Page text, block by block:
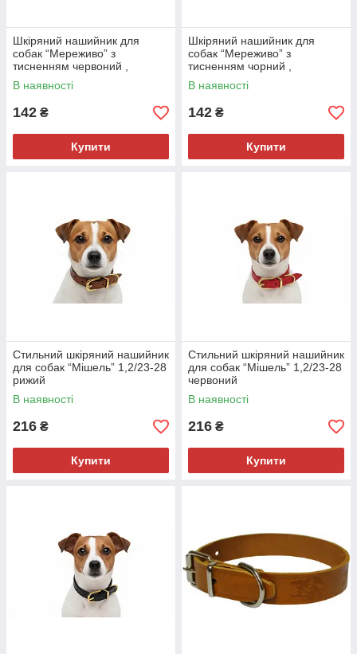
Шкіряний нашийник для
собак “Мереживо” з
тисненням червоний ,
натуральна шкіра
В наявності
142 ₴
Купити
Шкіряний нашийник для
собак “Мереживо” з
тисненням чорний ,
натуральна шкіра
В наявності
142 ₴
Купити
Стильний шкіряний нашийник
для собак “Мішель” 1,2/23-28
рижий
В наявності
216 ₴
Купити
Стильний шкіряний нашийник
для собак “Мішель” 1,2/23-28
червоний
В наявності
216 ₴
Купити